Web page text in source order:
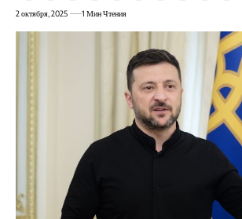
2 октября, 2025 1 Мин Чтения